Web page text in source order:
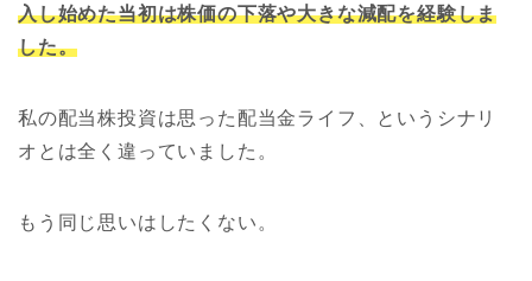
入し始めた当初は株価の下落や大きな減配を経験しま
した。
私の配当株投資は思った配当金ライフ、というシナリ
オとは全く違っていました。
もう同じ思いはしたくない。